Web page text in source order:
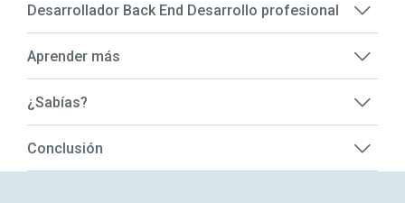
Desarrollador Back End Desarrollo profesional
Aprender más
¿Sabías?
Conclusión